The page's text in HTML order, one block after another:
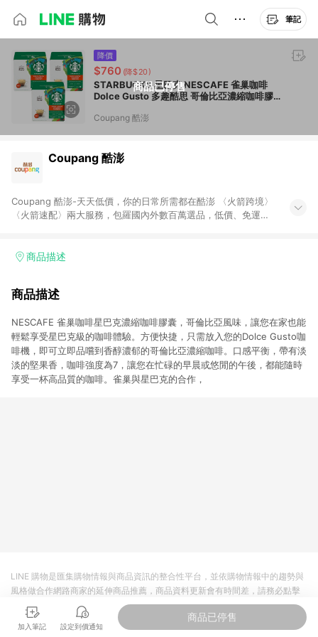
筆記
商品已停售
降價
$760 (降$20)
STARBUCKS 星巴克 NESCAFE 雀巢咖啡
Dolce Gusto 多趣酷思 哥倫比亞濃縮咖啡膠
Coupang 酷澎
Coupang 酷澎
Coupang 酷澎-天天低價，你的日常所需都在酷澎 〈火箭跨境〉
〈火箭速配〉兩大服務，包羅國內外數百萬選品，低價、免運，
加入WOW會員告別湊免運，火箭速配、火箭跨境優質選品不限金
商品描述
商品描述
NESCAFE 雀巢咖啡星巴克濃縮咖啡膠囊，哥倫比亞風味，讓您在家也能
輕鬆享受星巴克級的咖啡體驗。方便快捷，只需放入您的Dolce Gusto咖
啡機，即可立即品嚐到香醇濃郁的哥倫比亞濃縮咖啡。口感平衡，帶有淡
淡的堅果香，咖啡強度為7，讓您在忙碌的早晨或悠閒的午後，都能隨時
享受一杯高品質的咖啡。雀巢與星巴克的合作，
加入筆記 設定到價通知
商品已停售
LINE 購物是匯集購物情報與商品資訊的整合性平台，並依購物情報中的趨勢與
風格做合作網路商家的延伸商品推薦，商品資料更新會有時間差，請務必點擊
商品至各合作網路商家，確認現售價與購物條件，一切資訊以合作廠商網頁為
準。